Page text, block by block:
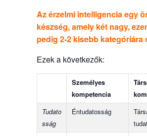
Az érzelmi intelligencia egy
készség, amely két nagy,
pedig 2-2 kisebb kategóriára
Ezek a következők:
Személyes
kompetencia
Tudato
sság
Éntudatosság